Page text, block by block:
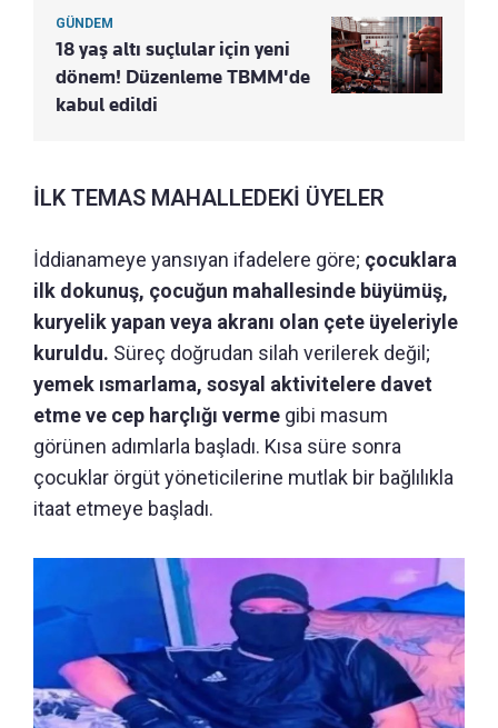
GÜNDEM
18 yaş altı suçlular için yeni
dönem! Düzenleme TBMM'de
kabul edildi
İLK TEMAS MAHALLEDEKİ ÜYELER
İddianameye yansıyan ifadelere göre; çocuklara
ilk dokunuş, çocuğun mahallesinde büyümüş,
kuryelik yapan veya akranı olan çete üyeleriyle
kuruldu. Süreç doğrudan silah verilerek değil;
yemek ısmarlama, sosyal aktivitelere davet
etme ve cep harçlığı verme gibi masum
görünen adımlarla başladı. Kısa süre sonra
çocuklar örgüt yöneticilerine mutlak bir bağlılıkla
itaat etmeye başladı.